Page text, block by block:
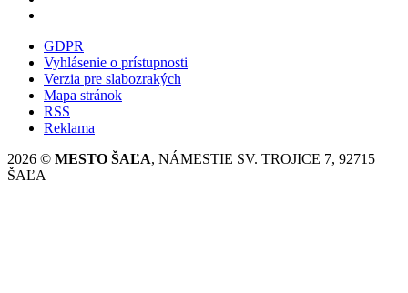
GDPR
Vyhlásenie o prístupnosti
Verzia pre slabozrakých
Mapa stránok
RSS
Reklama
2026 © MESTO ŠAĽA, NÁMESTIE SV. TROJICE 7, 92715
ŠAĽA